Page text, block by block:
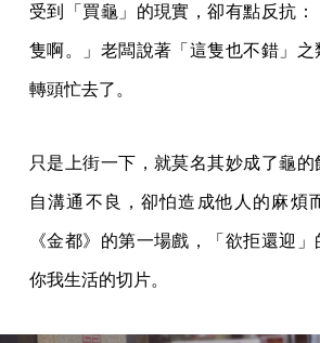
受到「買龜」的現實，卻有點反抗：
隻啊。」老闆說著「這隻也不錯」之
轉頭忙去了。
只是上街一下，就莫名其妙成了龜
自溝通不良，卻怕造成他人的麻煩
《金都》的第一場戲，「欲拒還迎
你我生活的切片。